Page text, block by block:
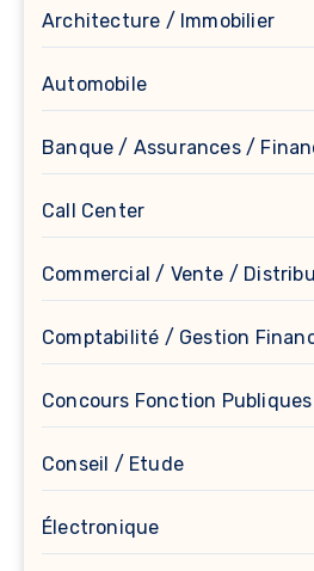
Architecture / Immobilier
Automobile
Banque / Assurances /
Call Center
Commercial / Vente /
Comptabilité / Gestion
Concours Fonction Publiques
Conseil / Etude
Électronique